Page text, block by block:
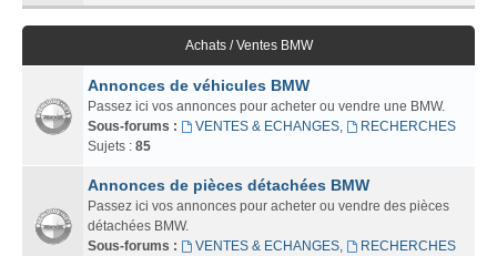
Achats / Ventes BMW
Annonces de véhicules BMW
Passez ici vos annonces pour acheter ou vendre une BMW.
Sous-forums :
VENTES & ECHANGES,
RECHERCHES
Sujets : 85
Annonces de pièces détachées BMW
Passez ici vos annonces pour acheter ou vendre des pièces
détachées BMW.
Sous-forums :
VENTES & ECHANGES,
RECHERCHES